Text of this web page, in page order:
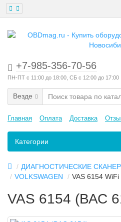
+7-985-356-70-56
ПН-ПТ с 11:00 до 18:00, СБ с 12:00 до 17:00
Везде
Главная Оплата Доставка
Категории
ДИАГНОСТИЧЕСКИЕ
VOLKSWAGEN
VAS 6154
VAS 6154 (ВАС